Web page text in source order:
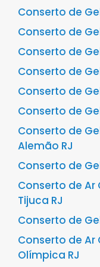
Conserto de
Conserto de
Conserto de
Conserto de
Conserto de
Conserto de
Conserto de
Alemão RJ
Conserto de
Conserto de
Tijuca RJ
Conserto de
Conserto de
Olímpica RJ